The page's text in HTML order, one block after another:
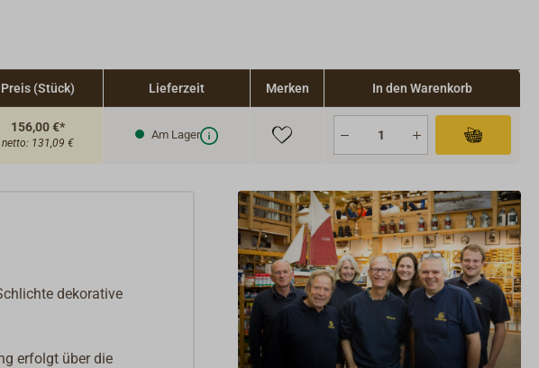
Preis (Stück) Lieferzeit Merken In den Warenkorb
156,00 €*
netto: 131,09 €
Am Lager
dekorative
erfolgt über die